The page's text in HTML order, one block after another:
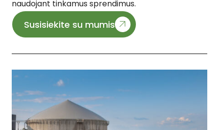
naudojant tinkamus sprendimus.
Susisiekite su mumis